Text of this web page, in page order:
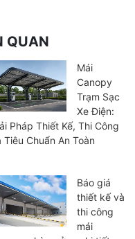
QUAN
Mái
Canopy
Trạm Sạc
Xe Điện:
Pháp Thiết Kế, Thi Công
Tiêu Chuẩn An Toàn
Báo giá
thiết kế và
thi công
mái